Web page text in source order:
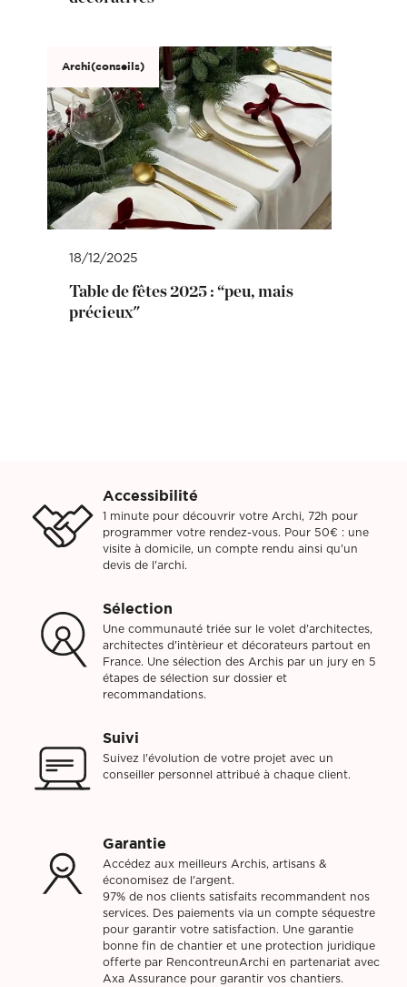
Archi(conseils)
18/12/2025
Table de fêtes 2025 : “peu, mais
précieux"
Accessibilité
1 minute pour découvrir votre Archi, 72h pour
programmer votre rendez-vous. Pour 50€ : une
visite à domicile, un compte rendu ainsi qu'un
devis de l'archi.
Sélection
Une communauté triée sur le volet d'architectes,
architectes d'intèrieur et décorateurs partout en
France. Une sélection des Archis par un jury en 5
étapes de sélection sur dossier et
recommandations.
Suivi
Suivez l'évolution de votre projet avec un
conseiller personnel attribué à chaque client.
Garantie
Accédez aux meilleurs Archis, artisans &
économisez de l'argent.
97% de nos clients satisfaits recommandent nos
services. Des paiements via un compte séquestre
pour garantir votre satisfaction. Une garantie
bonne fin de chantier et une protection juridique
offerte par RencontreunArchi en partenariat avec
Axa Assurance pour garantir vos chantiers.